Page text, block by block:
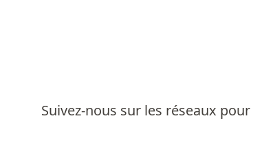
Suivez-nous sur les réseaux